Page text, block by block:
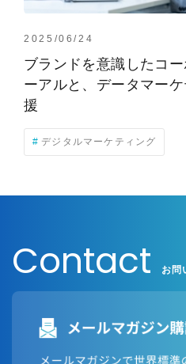
2025/06/24
ブランドを意識したコ
ーアルと、データマー
援
デジタルマーケティング
Contact お問